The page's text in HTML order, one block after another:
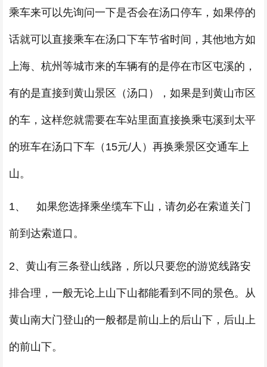
乘车来可以先询问一下是否会在汤口停车，如果停的
话就可以直接乘车在汤口下车节省时间，其他地方如
上海、杭州等城市来的车辆有的是停在市区屯溪的，
有的是直接到黄山景区（汤口），如果是到黄山市区
的车，这样您就需要在车站里面直接换乘屯溪到太平
的班车在汤口下车（15元/人）再换乘景区交通车上
山。
1、 如果您选择乘坐缆车下山，请勿必在索道关门
前到达索道口。
2、黄山有三条登山线路，所以只要您的游览线路安
排合理，一般无论上山下山都能看到不同的景色。从
黄山南大门登山的一般都是前山上的后山下，后山上
的前山下。